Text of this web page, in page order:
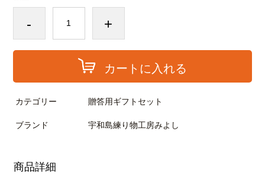
- +
カートに入れる
カテゴリー 贈答用ギフトセット
ブランド 宇和島練り物工房みよし
商品詳細